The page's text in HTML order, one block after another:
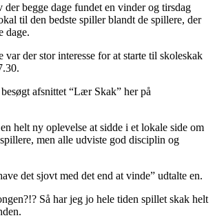
der begge dage fundet en vinder og tirsdag
til den bedste spiller blandt de spillere, der
dage.
var der stor interesse for at starte til skoleskak
afsnittet “Lær Skak” her på
helt ny oplevelse at sidde i et lokale side om
men alle udviste god disciplin og
det sjovt med det end at vinde” udtalte en.
Så har jeg jo hele tiden spillet skak helt